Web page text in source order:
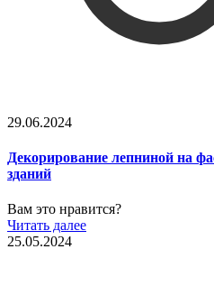
29.06.2024
Декорирование лепниной на
зданий
Вам это нравится?
Читать далее
25.05.2024